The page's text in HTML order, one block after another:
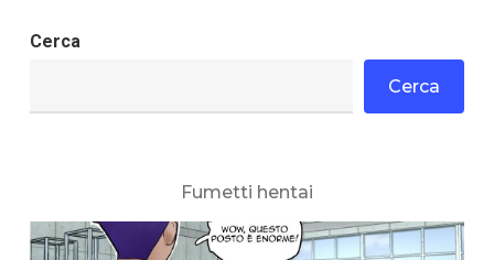
Cerca
Cerca
Fumetti hentai